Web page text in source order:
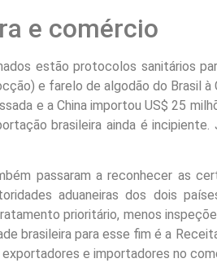
e comércio
estão protocolos sanitários
e farelo de algodão do Brasil à
e a China importou US$ 25
brasileira ainda é
passaram a reconhecer as
aduaneiras dos dois
prioritário, menos
brasileira para esse fim é a
e importadores no